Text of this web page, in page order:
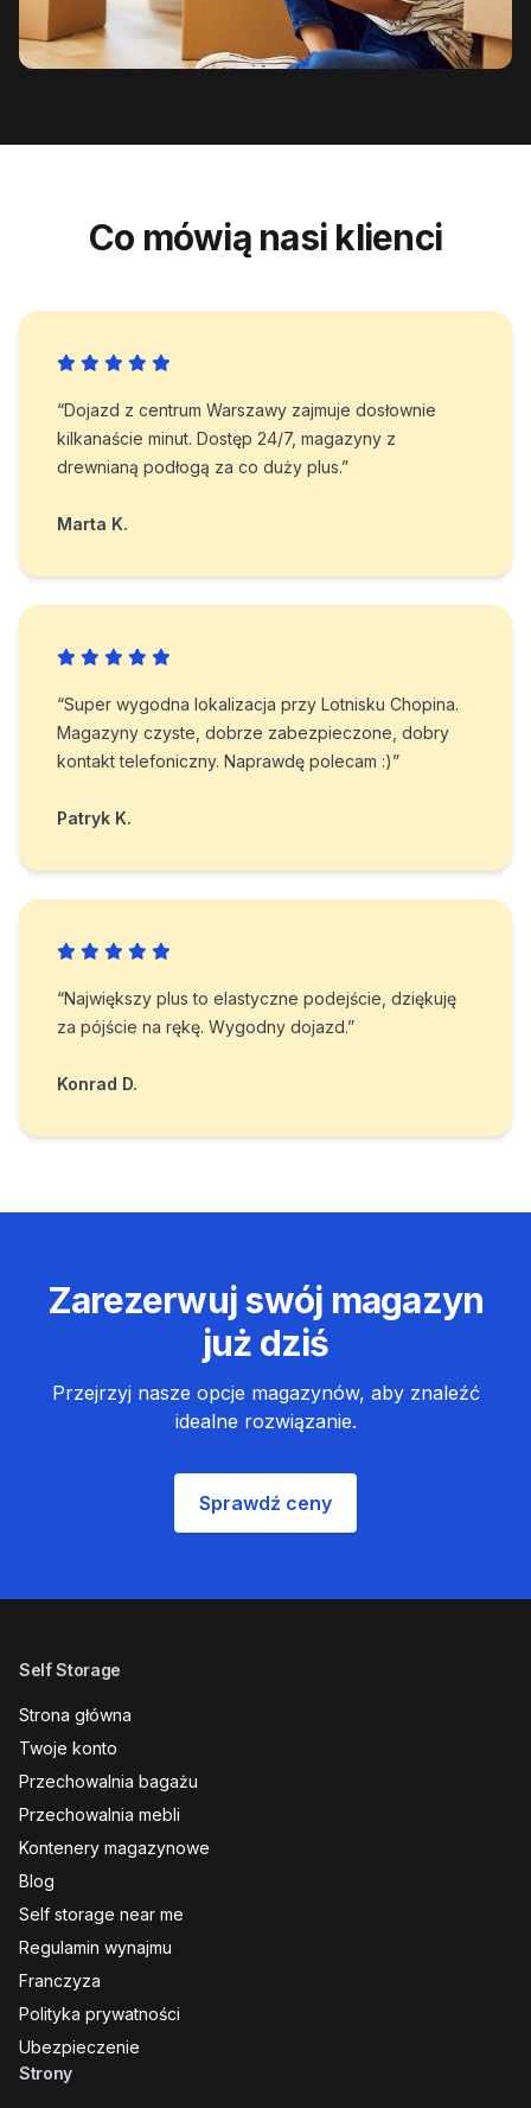
Co mówią nasi klienci
“Dojazd z centrum Warszawy zajmuje dosłownie
kilkanaście minut. Dostęp 24/7, magazyny z
drewnianą podłogą za co duży plus.”
Marta K.
“Super wygodna lokalizacja przy Lotnisku Chopina.
Magazyny czyste, dobrze zabezpieczone, dobry
kontakt telefoniczny. Naprawdę polecam :)”
Patryk K.
“Największy plus to elastyczne podejście, dziękuję
za pójście na rękę. Wygodny dojazd.”
Konrad D.
Zarezerwuj swój magazyn
już dziś
Przejrzyj nasze opcje magazynów, aby znaleźć
idealne rozwiązanie.
Sprawdź ceny
Self Storage
Strona główna
Twoje konto
Przechowalnia bagażu
Przechowalnia mebli
Kontenery magazynowe
Blog
Self storage near me
Regulamin wynajmu
Franczyza
Polityka prywatności
Ubezpieczenie
Strony